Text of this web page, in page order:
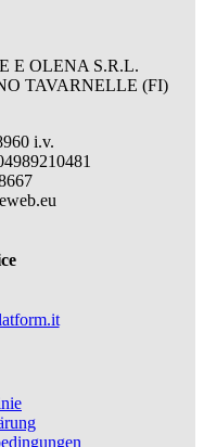
E OLENA S.R.L.
TAVARNELLE (FI)
i.v.